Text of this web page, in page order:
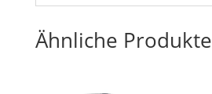
Ähnliche Produkte